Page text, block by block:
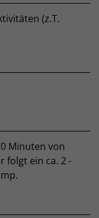
(z.T.
Minuten von
folgt ein ca. 2 -